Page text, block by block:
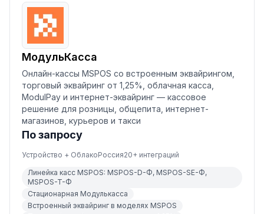
МодульКасса
Онлайн-кассы MSPOS со встроенным эквайрингом,
торговый эквайринг от 1,25%, облачная касса,
ModulPay и интернет-эквайринг — кассовое
решение для розницы, общепита, интернет-
магазинов, курьеров и такси
По запросу
Устройство + ОблакоРоссия20+ интеграций
Линейка касс MSPOS: MSPOS-D-Ф, MSPOS-SE-Ф,
MSPOS-T-Ф
Стационарная Модулькасса
Встроенный эквайринг в моделях MSPOS